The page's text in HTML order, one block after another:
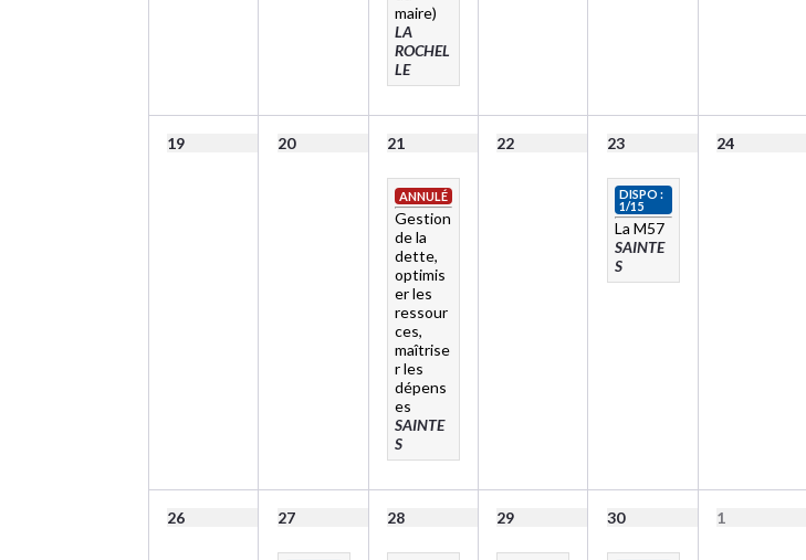
maire)
LA
ROCHEL
LE
19 20 21
ANNULÉ
Gestion
de la
dette,
optimis
er les
ressour
ces,
maîtrise
r les
dépens
es
SAINTE
S
22 23
DISPO :
1/15
La M57
SAINTE
S
24
26 27 28 29 30 1